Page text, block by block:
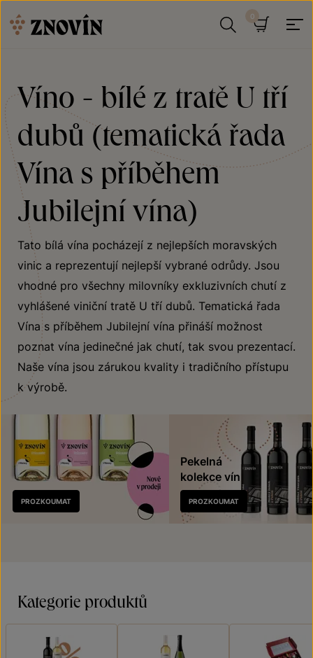
Víno - bílé z tratě U tří
dubů (tematická řada
Vína s příběhem
Jubilejní vína)
Tato bílá vína pocházejí z nejlepších moravských
vinic a reprezentují nejlepší vybrané odrůdy. Jsou
vhodné pro všechny milovníky exkluzivních chutí z
vyhlášené viniční tratě U tří dubů. Tematická řada
Vína s příběhem Jubilejní vína přináší možnost
poznat vína jedinečné jak chutí, tak svou prezentací.
Naše vína jsou zárukou kvality i tradičního přístupu
k výrobě.
Nově
v prodeji
PROZKOUMAT
Pekelná
kolekce vín
PROZKOUMAT
Kategorie produktů